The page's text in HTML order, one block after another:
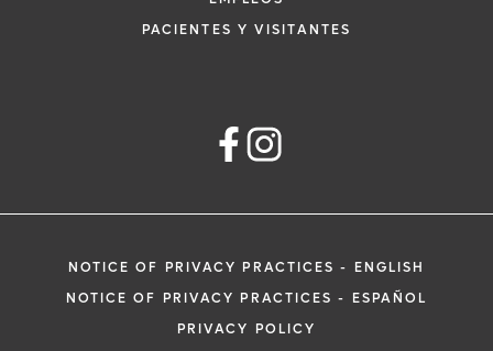
PACIENTES Y VISITANTES
NOTICE OF PRIVACY PRACTICES - ENGLISH
NOTICE OF PRIVACY PRACTICES - ESPAÑOL
PRIVACY POLICY